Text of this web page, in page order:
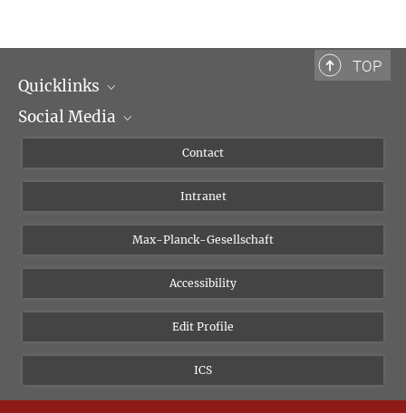
TOP
Quicklinks
Scientific Departments
Social Media
Instagram
Bluesky
Vimeo
Newsletter
Contact
Intranet
Max-Planck-Gesellschaft
Accessibility
Edit Profile
ICS